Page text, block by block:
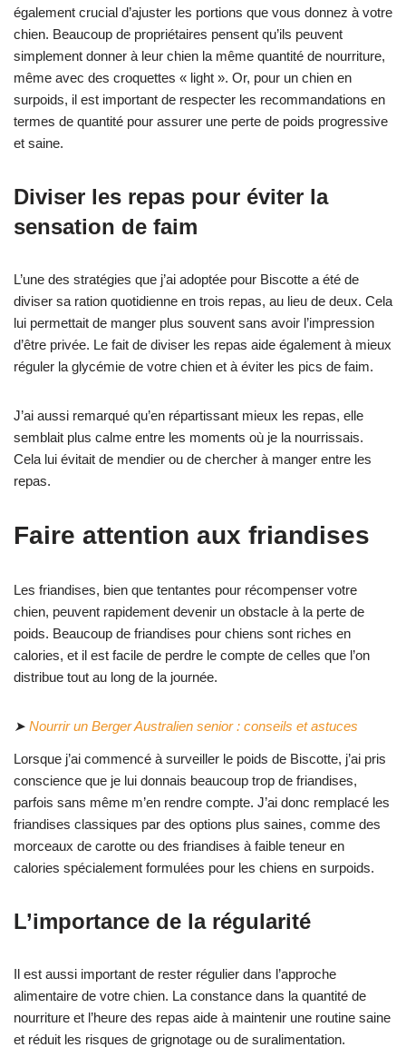
également crucial d’ajuster les portions que vous donnez à votre
chien. Beaucoup de propriétaires pensent qu’ils peuvent
simplement donner à leur chien la même quantité de nourriture,
même avec des croquettes « light ». Or, pour un chien en
surpoids, il est important de respecter les recommandations en
termes de quantité pour assurer une perte de poids progressive
et saine.
Diviser les repas pour éviter la
sensation de faim
L’une des stratégies que j’ai adoptée pour Biscotte a été de
diviser sa ration quotidienne en trois repas, au lieu de deux. Cela
lui permettait de manger plus souvent sans avoir l’impression
d’être privée. Le fait de diviser les repas aide également à mieux
réguler la glycémie de votre chien et à éviter les pics de faim.
J’ai aussi remarqué qu’en répartissant mieux les repas, elle
semblait plus calme entre les moments où je la nourrissais.
Cela lui évitait de mendier ou de chercher à manger entre les
repas.
Faire attention aux friandises
Les friandises, bien que tentantes pour récompenser votre
chien, peuvent rapidement devenir un obstacle à la perte de
poids. Beaucoup de friandises pour chiens sont riches en
calories, et il est facile de perdre le compte de celles que l’on
distribue tout au long de la journée.
➤ Nourrir un Berger Australien senior : conseils et astuces
Lorsque j’ai commencé à surveiller le poids de Biscotte, j’ai pris
conscience que je lui donnais beaucoup trop de friandises,
parfois sans même m’en rendre compte. J’ai donc remplacé les
friandises classiques par des options plus saines, comme des
morceaux de carotte ou des friandises à faible teneur en
calories spécialement formulées pour les chiens en surpoids.
L’importance de la régularité
Il est aussi important de rester régulier dans l’approche
alimentaire de votre chien. La constance dans la quantité de
nourriture et l’heure des repas aide à maintenir une routine saine
et réduit les risques de grignotage ou de suralimentation.